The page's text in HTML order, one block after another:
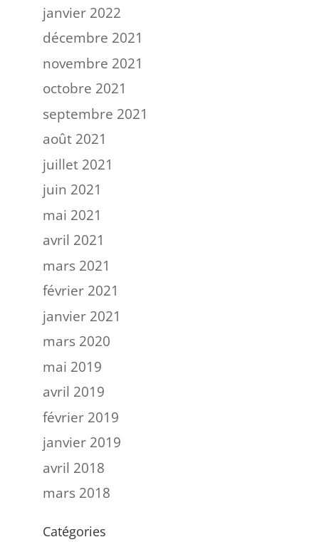
janvier 2022
décembre 2021
novembre 2021
octobre 2021
septembre 2021
août 2021
juillet 2021
juin 2021
mai 2021
avril 2021
mars 2021
février 2021
janvier 2021
mars 2020
mai 2019
avril 2019
février 2019
janvier 2019
avril 2018
mars 2018
Catégories